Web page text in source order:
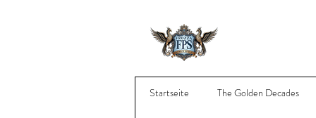
Startseite The Golden Decades